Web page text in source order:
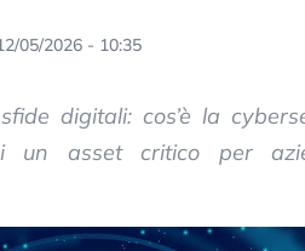
05/2026 - 10:35
digitali: cos’è la
un asset critico per